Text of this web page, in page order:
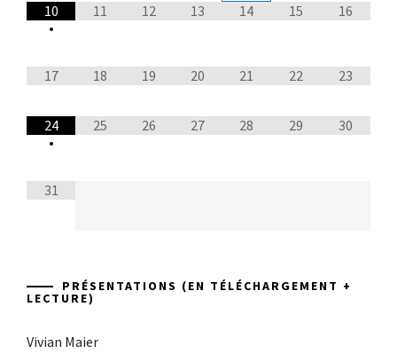
10
•
11 12 13 14 15 16
17 18 19 20 21 22 23
24
•
25 26 27 28 29 30
31
PRÉSENTATIONS (EN TÉLÉCHARGEMENT +
LECTURE)
Vivian Maier